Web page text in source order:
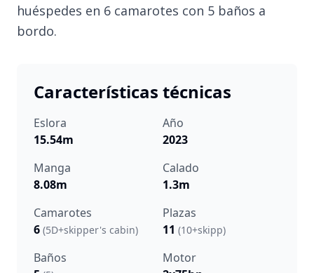
huéspedes en 6 camarotes con 5 baños a
bordo.
Características técnicas
Eslora
15.54m
Año
2023
Manga
8.08m
Calado
1.3m
Camarotes
6 (5D+skipper's cabin)
Plazas
11 (10+skipp)
Baños
Motor